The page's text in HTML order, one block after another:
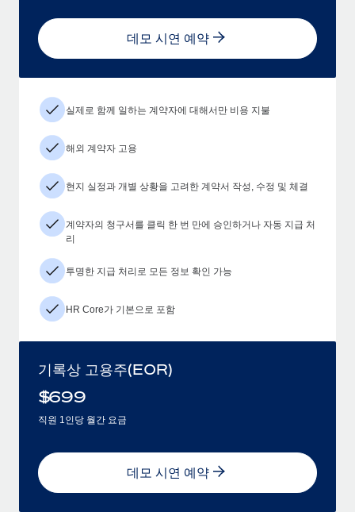
데모 시연 예약
실제로 함께 일하는 계약자에 대해서만 비용 지불
해외 계약자 고용
현지 실정과 개별 상황을 고려한 계약서 작성, 수정 및 체결
계약자의 청구서를 클릭 한 번 만에 승인하거나 자동 지급 처
리
투명한 지급 처리로 모든 정보 확인 가능
HR Core가 기본으로 포함
기록상 고용주(EOR)
$699
직원 1인당 월간 요금
데모 시연 예약